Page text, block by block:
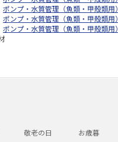
ポンプ・水質管理（魚類・甲殻類用）
ポンプ・水質管理（魚類・甲殻類用）
ポンプ・水質管理（魚類・甲殻類用）
敬老の日 お歳暮